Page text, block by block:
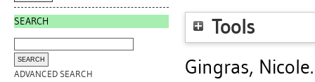
SEARCH
ADVANCED SEARCH
Tools
Gingras, Nicole